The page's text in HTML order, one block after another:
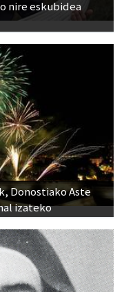
nire eskubidea
Donostiako Aste
izateko